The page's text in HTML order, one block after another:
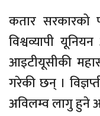
कतार सरकारको
विश्वव्यापी
आइटीयूसीकी
गरेकी छन् ।
अविलम्व लागु हुने